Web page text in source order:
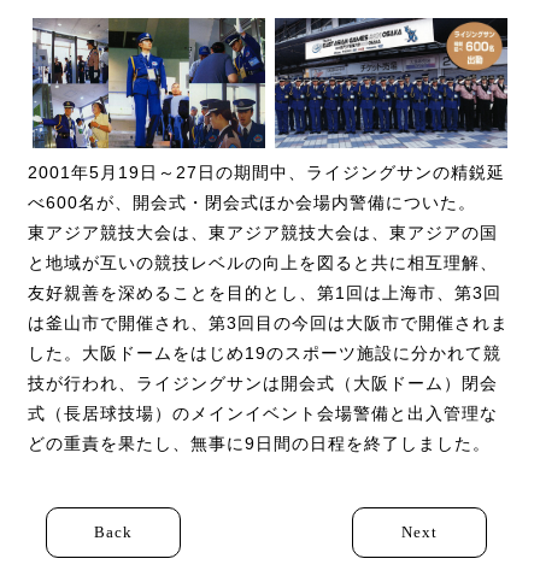
2001年5月19日～27日の期間中、ライジングサンの精鋭延
べ600名が、開会式・閉会式ほか会場内警備についた。
東アジア競技大会は、東アジア競技大会は、東アジアの国
と地域が互いの競技レベルの向上を図ると共に相互理解、
友好親善を深めることを目的とし、第1回は上海市、第3回
は釜山市で開催され、第3回目の今回は大阪市で開催されま
した。大阪ドームをはじめ19のスポーツ施設に分かれて競
技が行われ、ライジングサンは開会式（大阪ドーム）閉会
式（長居球技場）のメインイベント会場警備と出入管理な
どの重責を果たし、無事に9日間の日程を終了しました。
Back Next